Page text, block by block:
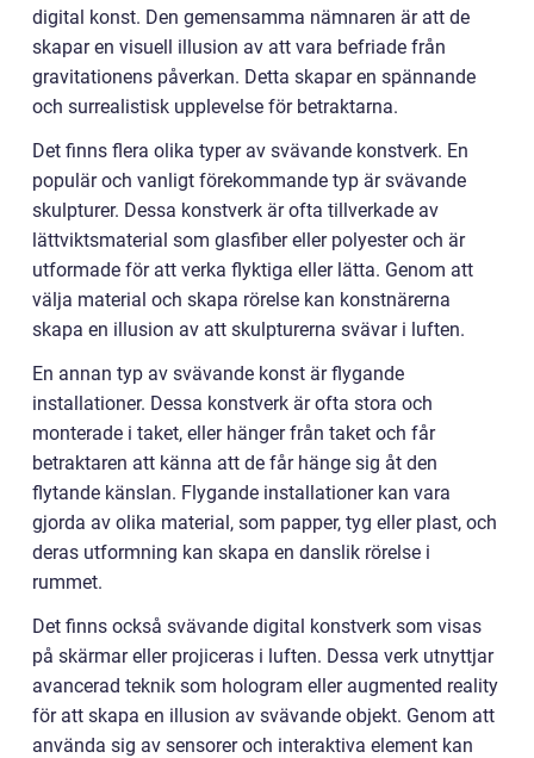
digital konst. Den gemensamma nämnaren är att de
skapar en visuell illusion av att vara befriade från
gravitationens påverkan. Detta skapar en spännande
och surrealistisk upplevelse för betraktarna.
Det finns flera olika typer av svävande konstverk. En
populär och vanligt förekommande typ är svävande
skulpturer. Dessa konstverk är ofta tillverkade av
lättviktsmaterial som glasfiber eller polyester och är
utformade för att verka flyktiga eller lätta. Genom att
välja material och skapa rörelse kan konstnärerna
skapa en illusion av att skulpturerna svävar i luften.
En annan typ av svävande konst är flygande
installationer. Dessa konstverk är ofta stora och
monterade i taket, eller hänger från taket och får
betraktaren att känna att de får hänge sig åt den
flytande känslan. Flygande installationer kan vara
gjorda av olika material, som papper, tyg eller plast, och
deras utformning kan skapa en danslik rörelse i
rummet.
Det finns också svävande digital konstverk som visas
på skärmar eller projiceras i luften. Dessa verk utnyttjar
avancerad teknik som hologram eller augmented reality
för att skapa en illusion av svävande objekt. Genom att
använda sig av sensorer och interaktiva element kan